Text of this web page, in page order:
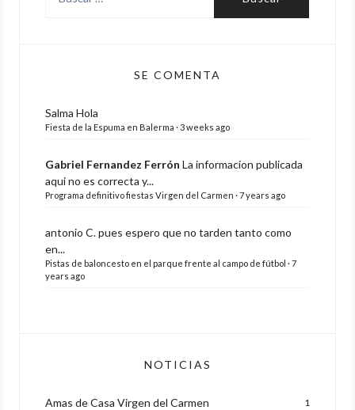
SE COMENTA
Salma Hola
Fiesta de la Espuma en Balerma ·3 weeks ago
Gabriel Fernandez Ferrón La informacion publicada
aqui no es correcta y...
Programa definitivo fiestas Virgen del Carmen ·7 years ago
antonio C.pues espero que no tarden tanto como
en...
Pistas de baloncesto en el parque frente al campo de fútbol ·7
years ago
NOTICIAS
Amas de Casa Virgen del Carmen 1